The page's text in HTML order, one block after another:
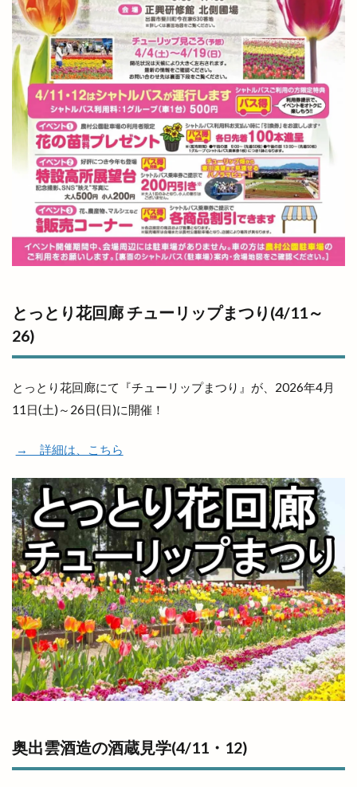
とっとり花回廊 チューリップまつり(4/11～
26)
とっとり花回廊にて『チューリップまつり』が、2026年4月
11日(土)～26日(日)に開催！
→ 詳細は、こちら
奥出雲酒造の酒蔵見学(4/11・12)